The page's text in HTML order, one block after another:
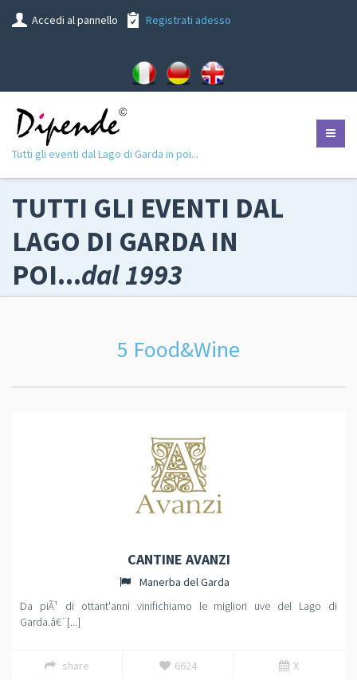
Accedi al pannello Registrati adesso
Tutti gli eventi dal Lago di Garda in poi...
TUTTI GLI EVENTI DAL
LAGO DI GARDA IN
POI...dal 1993
5 Food&Wine
CANTINE AVANZI
Manerba del Garda
Da piÃ¹ di ottant'anni vinifichiamo le migliori uve del Lago di
Garda.â€¨[...]
share 6624 X